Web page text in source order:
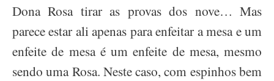
Dona Rosa tirar as provas dos nove… Mas
parece estar ali apenas para enfeitar a mesa e um
enfeite de mesa é um enfeite de mesa, mesmo
sendo uma Rosa. Neste caso, com espinhos bem